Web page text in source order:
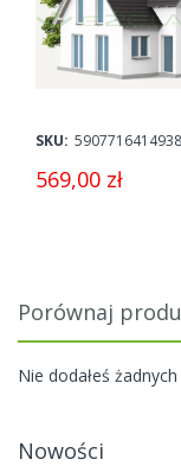
SKU: 5907716414938
569,00 zł
Porównaj
Nie dodałeś
Nowości